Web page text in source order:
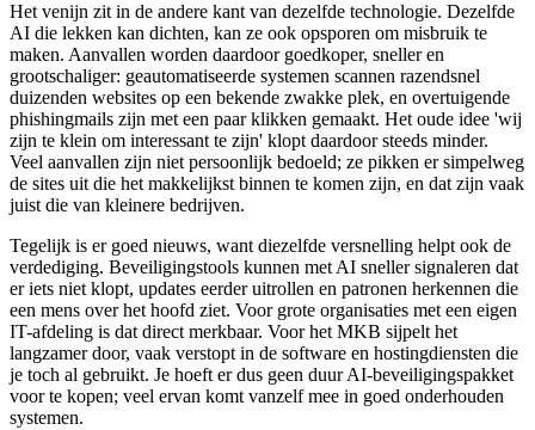
Het venijn zit in de andere kant van dezelfde technologie. Dezelfde
AI die lekken kan dichten, kan ze ook opsporen om misbruik te
maken. Aanvallen worden daardoor goedkoper, sneller en
grootschaliger: geautomatiseerde systemen scannen razendsnel
duizenden websites op een bekende zwakke plek, en overtuigende
phishingmails zijn met een paar klikken gemaakt. Het oude idee 'wij
zijn te klein om interessant te zijn' klopt daardoor steeds minder.
Veel aanvallen zijn niet persoonlijk bedoeld; ze pikken er simpelweg
de sites uit die het makkelijkst binnen te komen zijn, en dat zijn vaak
juist die van kleinere bedrijven.
Tegelijk is er goed nieuws, want diezelfde versnelling helpt ook de
verdediging. Beveiligingstools kunnen met AI sneller signaleren dat
er iets niet klopt, updates eerder uitrollen en patronen herkennen die
een mens over het hoofd ziet. Voor grote organisaties met een eigen
IT-afdeling is dat direct merkbaar. Voor het MKB sijpelt het
langzamer door, vaak verstopt in de software en hostingdiensten die
je toch al gebruikt. Je hoeft er dus geen duur AI-beveiligingspakket
voor te kopen; veel ervan komt vanzelf mee in goed onderhouden
systemen.